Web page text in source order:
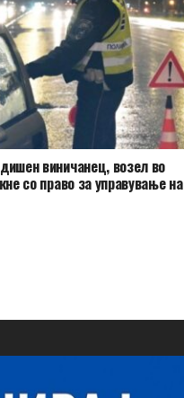
виничанец, возел во
со право за управување на